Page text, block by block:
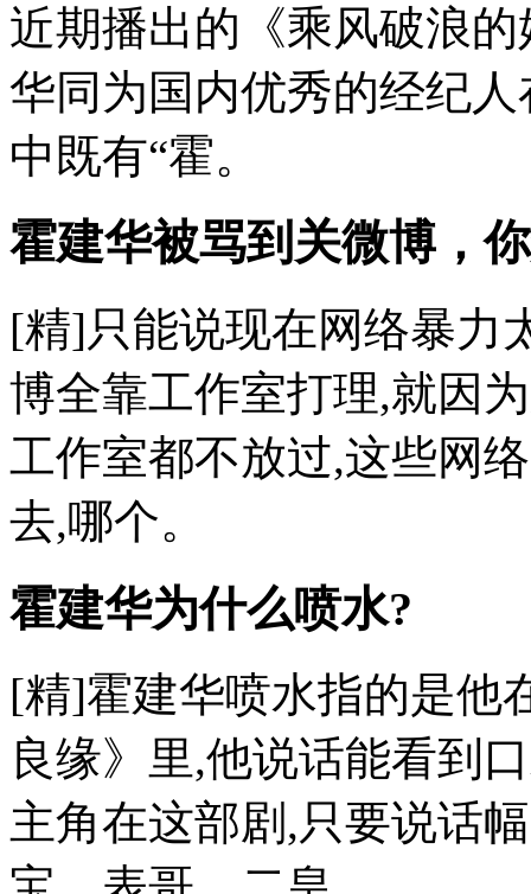
近期播出的《乘风破浪
华同为国内优秀的经纪
中既有“霍。
霍建华被骂到关微博，
[精]只能说现在网络暴力
博全靠工作室打理,就因
工作室都不放过,这些网
去,哪个。
霍建华为什么喷水?
[精]霍建华喷水指的是他
良缘》里,他说话能看到
主角在这部剧,只要说话